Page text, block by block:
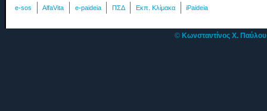
e-sos AlfaVita e-paideia ΠΣΔ Εκπ. Κλίμακα iPaideia
© Κωνσταντίνος Χ.